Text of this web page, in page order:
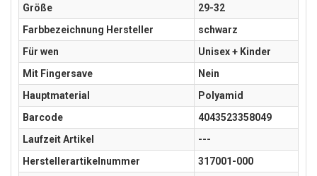
Größe
29-32
Farbbezeichnung Hersteller
schwarz
Für wen
Unisex + Kinder
Mit Fingersave
Nein
Hauptmaterial
Polyamid
Barcode
4043523358049
Laufzeit Artikel
---
Herstellerartikelnummer
317001-000